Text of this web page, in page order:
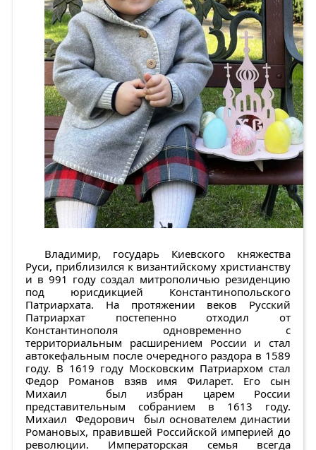
Владимир, государь Киевского княжества
Руси, приблизился к византийскому христианству
и в 991 году создал митрополичью резиденцию
под юрисдикцией Константинопольского
Патриархата. На протяжении веков Русский
Патриархат постепенно отходил от
Константинополя одновременно с
территориальным расширением России и стал
автокефальным после очередного раздора в 1589
году. В 1619 году Московским Патриархом стал
Федор Романов взяв имя Филарет. Его сын
Михаил был избран царем России
представительным собранием в 1613 году.
Михаил Федорович был основателем династии
Романовых, правившей Российской империей до
революции. Императорская семья всегда